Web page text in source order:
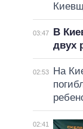
03:47
В
двух
02:53
На
02:41